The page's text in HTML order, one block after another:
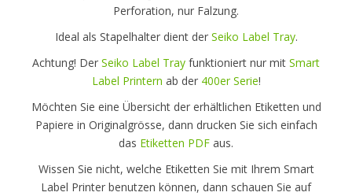
Perforation, nur Falzung.
Ideal als Stapelhalter dient der Seiko Label Tray.
Achtung! Der Seiko Label Tray funktioniert nur mit Smart
Label Printern ab der 400er Serie!
Möchten Sie eine Übersicht der erhältlichen Etiketten und
Papiere in Originalgrösse, dann drucken Sie sich einfach
das Etiketten PDF aus.
Wissen Sie nicht, welche Etiketten Sie mit Ihrem Smart
Label Printer benutzen können, dann schauen Sie auf